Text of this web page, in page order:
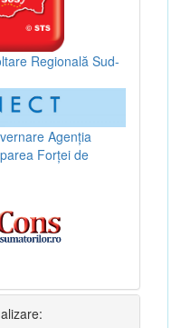
Regională Sud-
Agenția
Forței de